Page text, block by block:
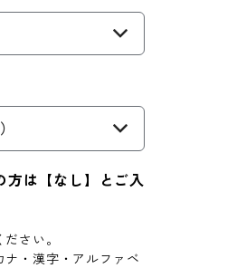
は【なし】とご入
さい。
・漢字・アルファベ